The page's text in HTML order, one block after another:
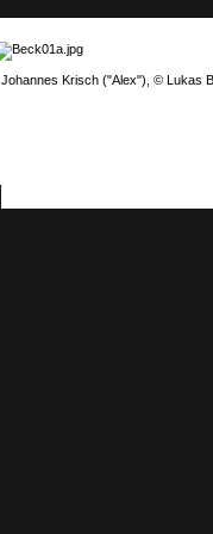
Johannes Krisch ("Alex"), © Lukas